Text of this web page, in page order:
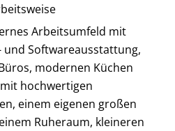
Arbeitsumfeld mit
Softwareausstattung,
modernen Küchen
hochwertigen
einem eigenen großen
Ruheraum, kleineren